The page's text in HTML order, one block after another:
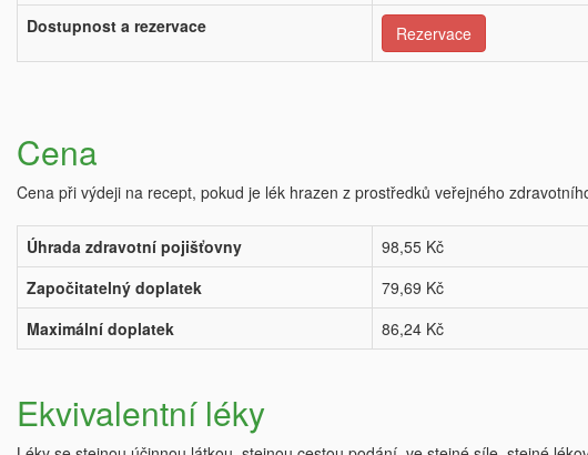
Dostupnost a rezervace
Rezervace
Cena
Cena při výdeji na recept, pokud je lék hrazen z prostředků veřejného
Úhrada zdravotní pojišťovny
98,55 Kč
Započitatelný doplatek
79,69 Kč
Maximální doplatek
86,24 Kč
Ekvivalentní léky